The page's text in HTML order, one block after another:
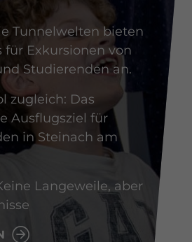
Tunnelwelten bieten
für Exkursionen von
Studierenden an.
zugleich: Das
Ausflugsziel für
in Steinach am
Langeweile, aber